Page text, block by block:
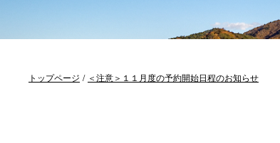
トップページ ＜注意＞１１月度の予約開始日程のお知らせ